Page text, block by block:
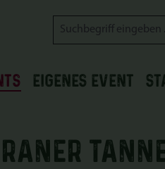
EIGENES EVENT